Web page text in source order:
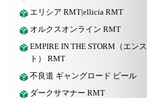
エリシア RMT|ellicia RMT
オルクスオンライン RMT
EMPIRE IN THE STORM（エンス
ト） RMT
不良道 ギャングロード ビール
ダークサマナー RMT